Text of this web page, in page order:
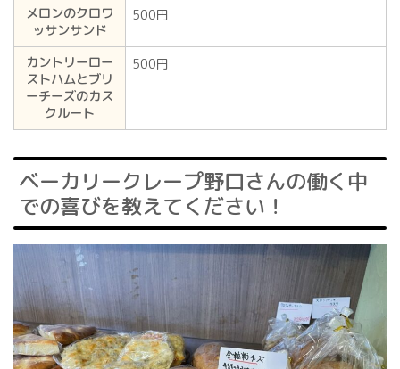
メロンのクロワ
ッサンサンド
500円
カントリーロー
ストハムとブリ
ーチーズのカス
クルート
500円
ベーカリークレープ野口さんの働く中
での喜びを教えてください！